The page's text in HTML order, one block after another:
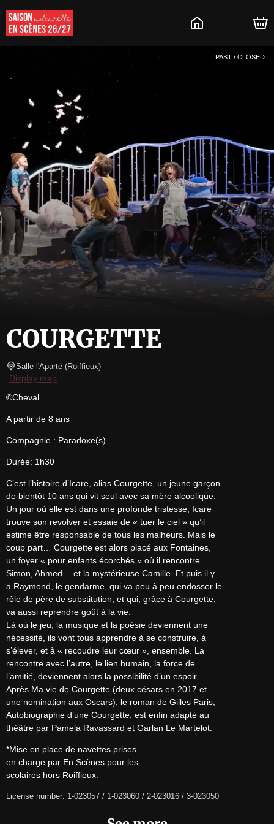
PAST / CLOSED
COURGETTE
Salle l'Aparté (Roiffieux)
Display map
©Cheval
A partir de 8 ans
Compagnie : Paradoxe(s)
Durée: 1h30
C’est l’histoire d’Icare, alias Courgette, un jeune garçon
de bientôt 10 ans qui vit seul avec sa mère alcoolique.
Un jour où elle est dans une profonde tristesse, Icare
trouve son revolver et essaie de « tuer le ciel » qu’il
estime être responsable de tous les malheurs. Mais le
coup part… Courgette est alors placé aux Fontaines,
un foyer « pour enfants écorchés » où il rencontre
Simon, Ahmed… et la mystérieuse Camille. Et puis il y
a Raymond, le gendarme, qui va peu à peu endosser le
rôle de père de substitution, et qui, grâce à Courgette,
va aussi reprendre goût à la vie.
Là où le jeu, la musique et la poésie deviennent une
nécessité, ils vont tous apprendre à se construire, à
s’élever, et à « recoudre leur cœur », ensemble. La
rencontre avec l’autre, le lien humain, la force de
l’amitié, deviennent alors la possibilité d’un espoir.
Après Ma vie de Courgette (deux césars en 2017 et
une nomination aux Oscars), le roman de Gilles Paris,
Autobiographie d’une Courgette, est enfin adapté au
théâtre par Pamela Ravassard et Garlan Le Martelot.
*Mise en place de navettes prises
en charge par En Scènes pour les
scolaires hors Roiffieux.
License number: 1-023057 / 1-023060 / 2-023016 / 3-023050